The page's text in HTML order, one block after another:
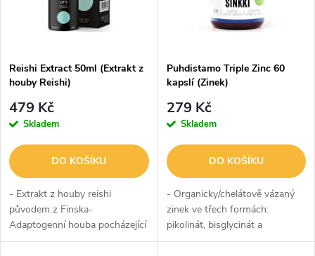
p
r
o
d
u
s
p
r
o
d
u
Reishi Extract 50ml (Extrakt z
houby Reishi)
479 Kč
Skladem
DO KOŠÍKU
- Extrakt z houby reishi
původem z Finska-
Adaptogenní houba pocházející
z nedotčené oblasti na severu
Puhdistamo Triple Zinc 60
kapslí (Zinek)
279 Kč
Skladem
DO KOŠÍKU
- Organicky/chelátově vázaný
zinek ve třech formách:
pikolinát, bisglycinát a
monomethionin- Aditivum